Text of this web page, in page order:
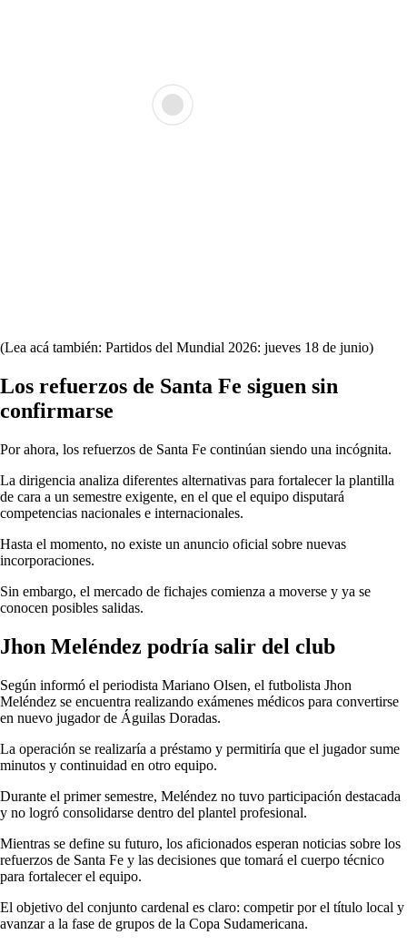
(Lea acá también: Partidos del Mundial 2026: jueves 18 de junio)
Los refuerzos de Santa Fe siguen sin
confirmarse
Por ahora, los refuerzos de Santa Fe continúan siendo una incógnita.
La dirigencia analiza diferentes alternativas para fortalecer la plantilla
de cara a un semestre exigente, en el que el equipo disputará
competencias nacionales e internacionales.
Hasta el momento, no existe un anuncio oficial sobre nuevas
incorporaciones.
Sin embargo, el mercado de fichajes comienza a moverse y ya se
conocen posibles salidas.
Jhon Meléndez podría salir del club
Según informó el periodista Mariano Olsen, el futbolista Jhon
Meléndez se encuentra realizando exámenes médicos para convertirse
en nuevo jugador de Águilas Doradas.
La operación se realizaría a préstamo y permitiría que el jugador sume
minutos y continuidad en otro equipo.
Durante el primer semestre, Meléndez no tuvo participación destacada
y no logró consolidarse dentro del plantel profesional.
Mientras se define su futuro, los aficionados esperan noticias sobre los
refuerzos de Santa Fe y las decisiones que tomará el cuerpo técnico
para fortalecer el equipo.
El objetivo del conjunto cardenal es claro: competir por el título local y
avanzar a la fase de grupos de la Copa Sudamericana.